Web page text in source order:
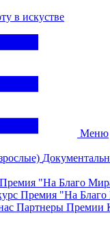
в искустве
Меню
Премия "На Благо
Премия "На Благо
Партнеры Премии